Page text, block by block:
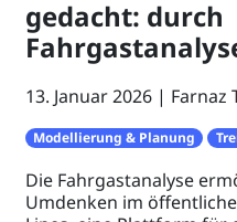
gedacht: durch
13. Januar 2026 Farnaz
Modellierung & Planung
Die Fahrgastanalyse
Umdenken im